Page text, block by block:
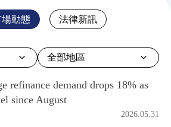
焦點新聞
研究獎勵
場動態 法律新訊
refinance demand drops 18% as
since August
2026.05.31